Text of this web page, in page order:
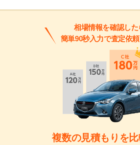
相場情報を確認した
簡単90秒入力で査定依頼
複数の見積もりを